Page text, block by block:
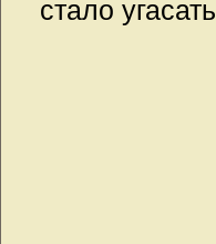
стало угасать